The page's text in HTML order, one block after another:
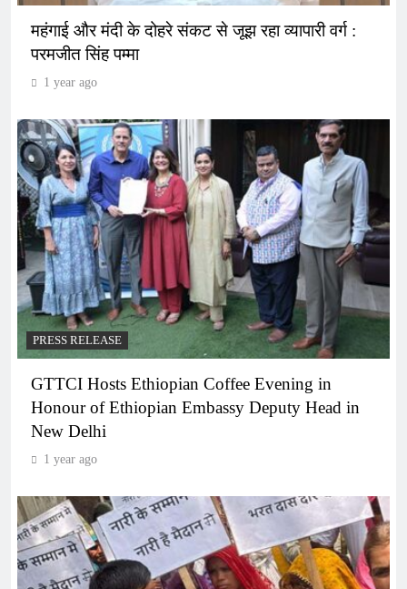
महंगाई और मंदी के दोहरे संकट से जूझ रहा व्यापारी वर्ग :
परमजीत सिंह पम्मा
1 year ago
PRESS RELEASE
GTTCI Hosts Ethiopian Coffee Evening in
Honour of Ethiopian Embassy Deputy Head in
New Delhi
1 year ago